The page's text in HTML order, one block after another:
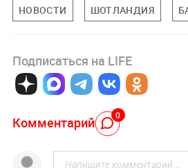
НОВОСТИ ШОТЛАНДИЯ
Подписаться на LIFE
Комментарий 0